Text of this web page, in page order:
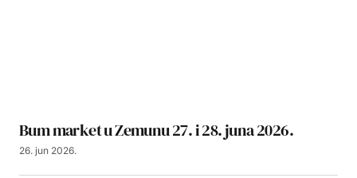
Bum market u Zemunu 27. i 28. juna 2026.
26. jun 2026.